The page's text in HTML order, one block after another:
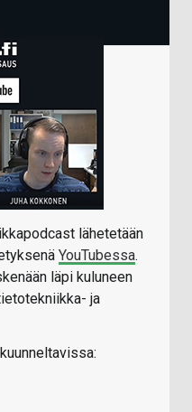
lähetetään
YouTubessa.
läpi kuluneen
ja